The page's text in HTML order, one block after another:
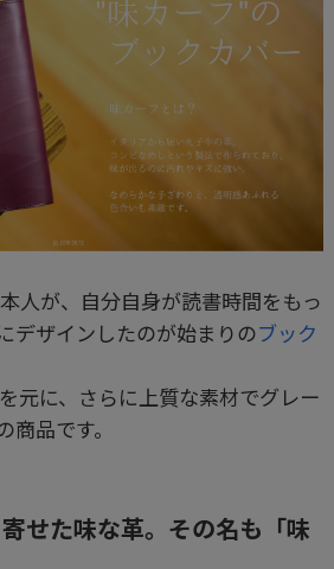
人が、自分自身が読書時間をもっ
デザインしたのが始まりのブック
元に、さらに上質な素材でグレー
商品です。
せた味な革。その名も「味